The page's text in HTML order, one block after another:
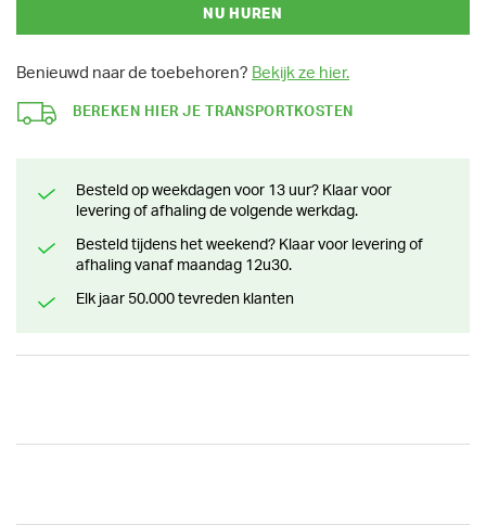
NU HUREN
Benieuwd naar de toebehoren? Bekijk ze hier.
BEREKEN HIER JE TRANSPORTKOSTEN
Besteld op weekdagen voor 13 uur? Klaar voor
levering of afhaling de volgende werkdag.
Besteld tijdens het weekend? Klaar voor levering of
afhaling vanaf maandag 12u30.
Elk jaar 50.000 tevreden klanten